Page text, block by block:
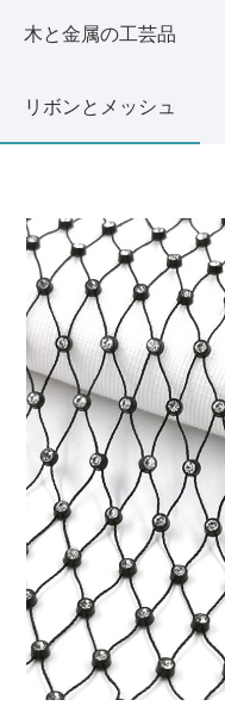
木と金属の工芸品
リボンとメッシュ